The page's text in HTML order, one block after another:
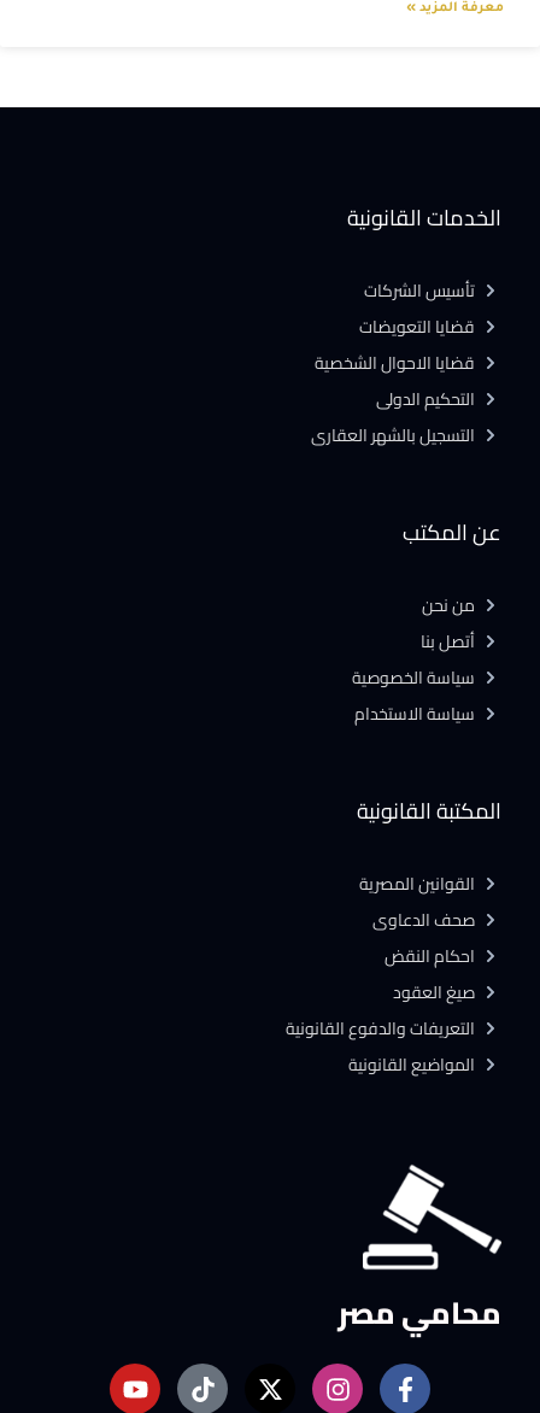
معرفة المزيد »
محامي مصر
المكتبة القانونية
القوانين المصرية
صحف الدعاوى
احكام النقض
صيغ العقود
التعريفات والدفوع القانونية
المواضيع القانونية
عن المكتب
من نحن
أتصل بنا
سياسة الخصوصية
سياسة الاستخدام
الخدمات القانونية
تأسيس الشركات
قضايا التعويضات
قضايا الاحوال الشخصية
التحكيم الدولى
التسجيل بالشهر العقارى